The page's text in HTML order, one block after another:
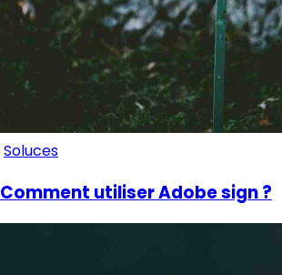
Soluces
Comment utiliser Adobe sign ?